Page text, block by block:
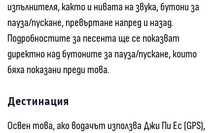
изпълнителя, както и нивата на звука, бутони за
пауза/пускане, превъртане напред и назад.
Подробностите за песента ще се показват
директно над бутоните за пауза/пускане, които
бяха показани преди това.
Дестинация
Освен това, ако водачът използва Джи Пи Ес (GPS),